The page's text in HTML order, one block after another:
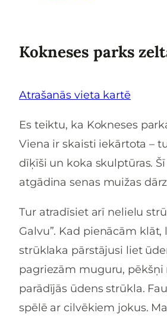
Kokneses parks
Atrašanās vieta kartē
Es teiktu, ka Kokneses
Viena ir skaisti iekārtota –
dīķīši un koka skulptūras.
atgādina senas muižas
Tur atradīsiet arī nelielu
Galvu”. Kad pienācām klāt,
strūklaka pārstājusi liet
pagriezām muguru, pēkšņi
parādījās ūdens strūkla.
spēlē ar cilvēkiem jokus.